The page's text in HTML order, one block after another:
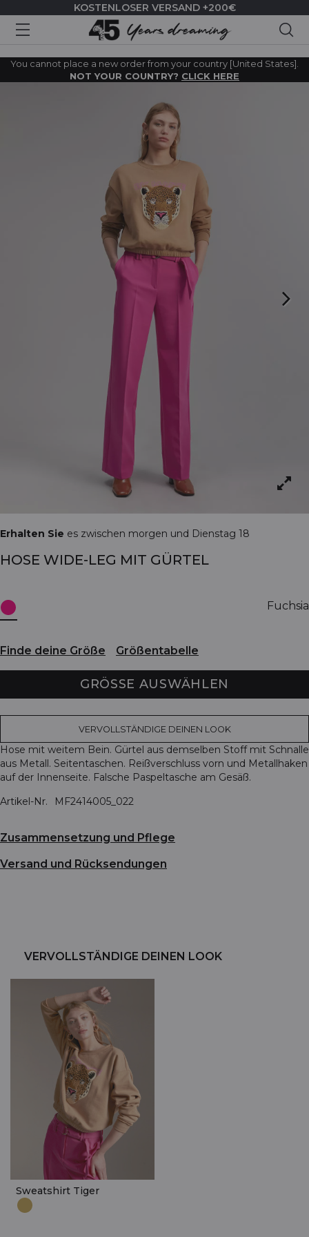
KOSTENLOSER VERSAND +200€
You cannot place a new order from your country [United States].
NOT YOUR COUNTRY? CLICK HERE
Erhalten Sie es zwischen morgen und Dienstag 18
HOSE WIDE-LEG MIT GÜRTEL
Fuchsia
Finde deine Größe Größentabelle
GRÖSSE AUSWÄHLEN
VERVOLLSTÄNDIGE DEINEN LOOK
Hose mit weitem Bein. Gürtel aus demselben Stoff mit Schnalle
aus Metall. Seitentaschen. Reißverschluss vorn und Metallhaken
auf der Innenseite. Falsche Paspeltasche am Gesäß.
Artikel-Nr.
MF2414005_022
Zusammensetzung und Pflege
Versand und Rücksendungen
VERVOLLSTÄNDIGE DEINEN LOOK
Sweatshirt Tiger